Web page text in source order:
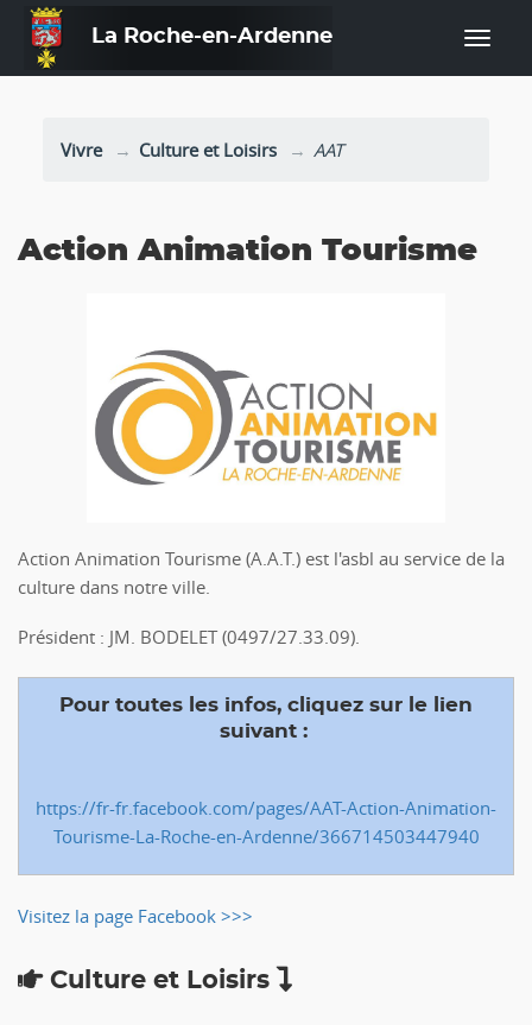
La Roche-en-Ardenne
Vivre Culture et Loisirs AAT
Action Animation Tourisme
Action Animation Tourisme (A.A.T.) est l'asbl au service de la
culture dans notre ville.
Président : JM. BODELET (0497/27.33.09).
Pour toutes les infos, cliquez sur le lien
suivant :
https://fr-fr.facebook.com/pages/AAT-Action-Animation-
Tourisme-La-Roche-en-Ardenne/366714503447940
Visitez la page Facebook >>>
Culture et Loisirs